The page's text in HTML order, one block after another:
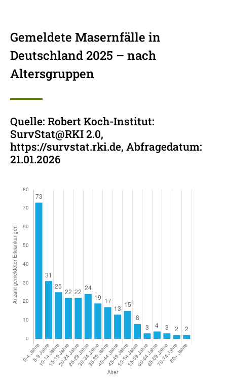
Gemeldete Masernfälle in
Deutschland 2025 – nach
Altersgruppen
Quelle: Robert Koch-Institut:
SurvStat@RKI 2.0,
https://survstat.rki.de, Abfragedatum:
21.01.2026